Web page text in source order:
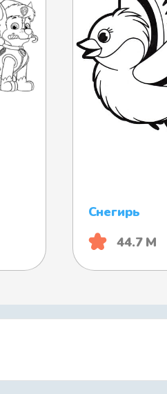
Снегирь
44.7 М